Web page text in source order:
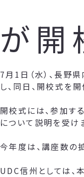
が開
7月1日（水）、長野
し、同日、開校式を開
開校式には、参加す
について説明を受け
今年度は、講座数の
UDC信州としては、